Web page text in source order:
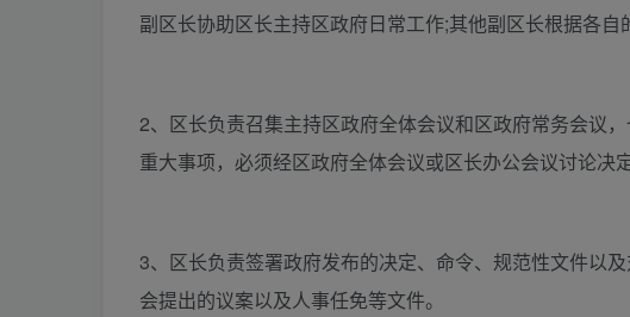
副区长协助区长主持区政府日常工作;其他副区长根据各自
2、区长负责召集主持区政府全体会议和区政府常务会议
重大事项，必须经区政府全体会议或区长办公会议讨论决定
3、区长负责签署政府发布的决定、命令、规范性文件以
会提出的议案以及人事任免等文件。